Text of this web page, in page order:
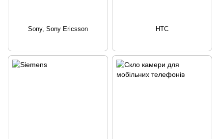
Sony, Sony Ericsson HTC